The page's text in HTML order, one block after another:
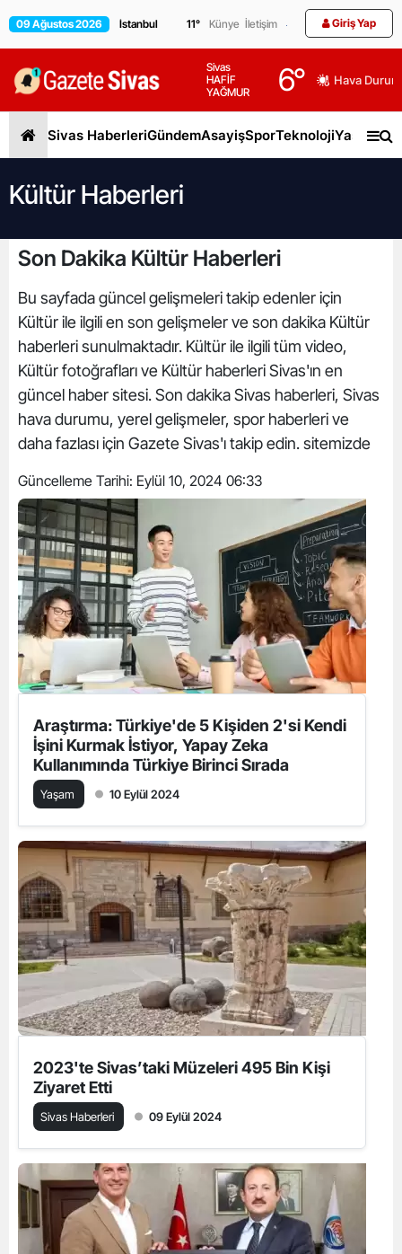
09 Ağustos 2026 11° Künye İletişim Giriş Yap
Sivas
HAFİF
YAĞMUR
6° Hava
Sivas HaberleriGündemAsayişSporTeknolojiYaşam
Kültür Haberleri
Son Dakika Kültür Haberleri
Bu sayfada güncel gelişmeleri takip edenler için
Kültür ile ilgili en son gelişmeler ve son dakika Kültür
haberleri sunulmaktadır. Kültür ile ilgili tüm video,
Kültür fotoğrafları ve Kültür haberleri Sivas'ın en
güncel haber sitesi. Son dakika Sivas haberleri, Sivas
hava durumu, yerel gelişmeler, spor haberleri ve
daha fazlası için Gazete Sivas'ı takip edin. sitemizde
Güncelleme Tarihi: Eylül 10, 2024 06:33
Araştırma: Türkiye'de 5 Kişiden 2'si Kendi
İşini Kurmak İstiyor, Yapay Zeka
Kullanımında Türkiye Birinci Sırada
Yaşam 10 Eylül 2024
2023'te Sivas’taki Müzeleri 495 Bin Kişi
Ziyaret Etti
Sivas Haberleri 09 Eylül 2024